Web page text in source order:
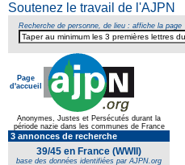
Soutenez le travail de l'AJPN
Recherche de personne, de lieu : affiche la page
Page
d'accueil
Anonymes, Justes et Persécutés durant la
période nazie dans les communes de France
3 annonces de recherche
39/45 en France (WWII)
base des données identifiées par AJPN.org